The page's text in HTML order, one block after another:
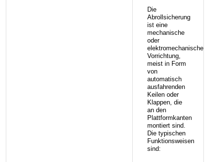
Die
Abrollsicherung
ist eine
mechanische
oder
elektromechanische
Vorrichtung,
meist in Form
von
automatisch
ausfahrenden
Keilen oder
Klappen, die
an den
Plattformkanten
montiert sind.
Die typischen
Funktionsweisen
sind: